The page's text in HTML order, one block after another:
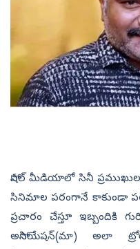
సోషల్‌ మీడియాలో సినీ
సినిమాల పరంగానే కాకుండా
ప్రచారం చేస్తూ ఇబ్బందికి
అసోసియేషన్‌(మా) అలా